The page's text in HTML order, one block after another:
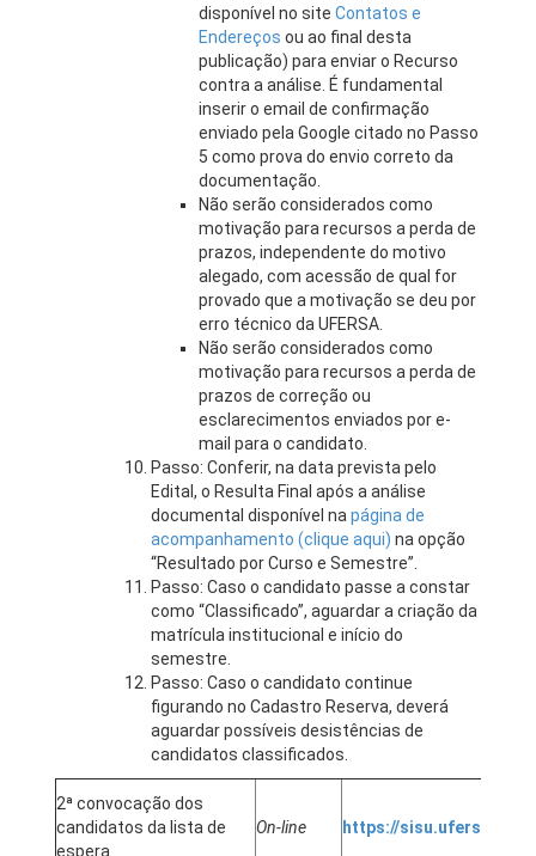
disponível no site Contatos e
Endereços ou ao final desta
publicação) para enviar o Recurso
contra a análise. É fundamental
inserir o email de confirmação
enviado pela Google citado no Passo
5 como prova do envio correto da
documentação.
Não serão considerados como
motivação para recursos a perda de
prazos, independente do motivo
alegado, com acessão de qual for
provado que a motivação se deu por
erro técnico da UFERSA.
Não serão considerados como
motivação para recursos a perda de
prazos de correção ou
esclarecimentos enviados por e-
mail para o candidato.
Passo: Conferir, na data prevista pelo
Edital, o Resulta Final após a análise
documental disponível na página de
acompanhamento (clique aqui) na opção
“Resultado por Curso e Semestre”.
Passo: Caso o candidato passe a constar
como “Classificado”, aguardar a criação da
matrícula institucional e início do
semestre.
Passo: Caso o candidato continue
figurando no Cadastro Reserva, deverá
aguardar possíveis desistências de
candidatos classificados.
2ª convocação dos
candidatos da lista de
espera
On-line https://